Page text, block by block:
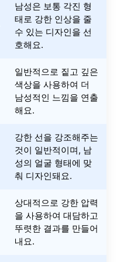
남성은 보통 각진 형
태로 강한 인상을 줄
수 있는 디자인을 선
호해요.
일반적으로 짙고 깊은
색상을 사용하여 더
남성적인 느낌을 연출
해요.
강한 선을 강조해주는
것이 일반적이며, 남
성의 얼굴 형태에 맞
춰 디자인돼요.
상대적으로 강한 압력
을 사용하여 대담하고
뚜렷한 결과를 만들어
내요.